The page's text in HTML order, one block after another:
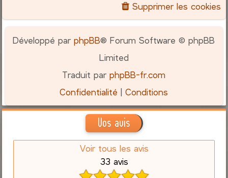
Supprimer les cookies
Développé parphpBB® Forum Software © phpBB
Limited
Traduit parphpBB-fr.com
Confidentialité |Conditions
Vos avis
Voir tous les avis
33 avis